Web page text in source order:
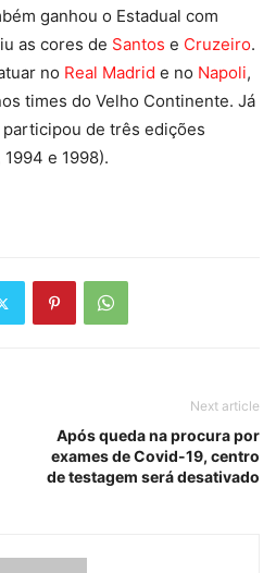
ganhou o Estadual com
as cores de Santos e Cruzeiro.
no Real Madrid e no Napoli,
times do Velho Continente. Já
de três edições
1994 e 1998).
Next article
Após queda na procura por
exames de Covid-19, centro
de testagem será desativado